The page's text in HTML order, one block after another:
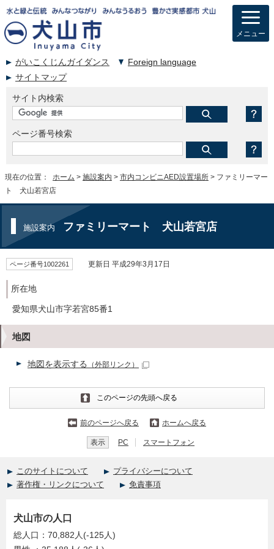
がいこくじんガイダンス
Foreign language
サイトマップ
サイト内検索
ページ番号検索
メニュー
現在の位置： ホーム > 施設案内 > 市内コンビニAED設置場所 > ファミリーマー
ト 犬山若宮店
施設案内 ファミリーマート 犬山若宮店
ページ番号1002261 更新日 平成29年3月17日
所在地
愛知県犬山市字若宮85番1
地図
地図を表示する （外部リンク）
このページの先頭へ戻る
前のページへ戻る ホームへ戻る
表示 PC スマートフォン
このサイトについて
プライバシーについて
著作権・リンクについて
免責事項
犬山市の人口
総人口：70,882人(-125人)